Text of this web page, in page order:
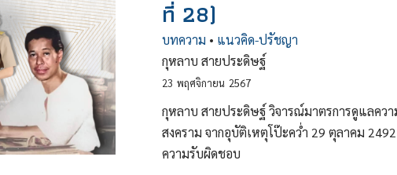
ที่ 28)
บทความ • แนวคิด-ปรัชญา
กุหลาบ สายประดิษฐ์
23 พฤศจิกายน 2567
กุหลาบ สายประดิษฐ์ วิจารณ์มาตรการดูแลค
สงคราม จากอุบัติเหตุโป๊ะคว่ำ 29 ตุลาคม
ความรับผิดชอบ